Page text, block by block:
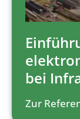
bei
Zur